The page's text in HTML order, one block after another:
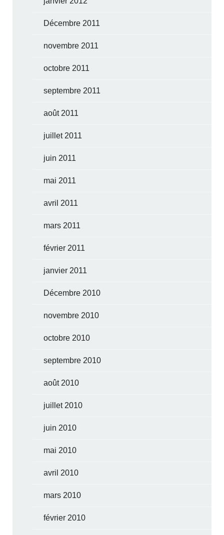
Décembre 2011
novembre 2011
octobre 2011
septembre 2011
août 2011
juillet 2011
juin 2011
mai 2011
avril 2011
mars 2011
février 2011
janvier 2011
Décembre 2010
novembre 2010
octobre 2010
septembre 2010
août 2010
juillet 2010
juin 2010
mai 2010
avril 2010
mars 2010
février 2010